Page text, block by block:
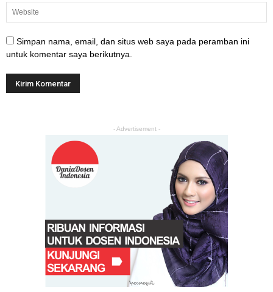
Simpan nama, email, dan situs web saya pada peramban ini
untuk komentar saya berikutnya.
- Advertisement -